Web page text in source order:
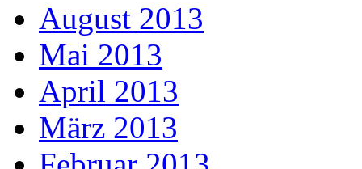
August 2013
Mai 2013
April 2013
März 2013